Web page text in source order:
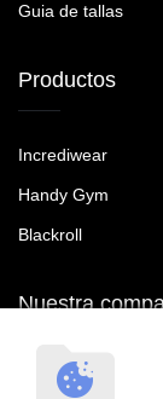
Guia de tallas
Productos
Incrediwear
Handy Gym
Blackroll
Nuestra
RecoveryTroop